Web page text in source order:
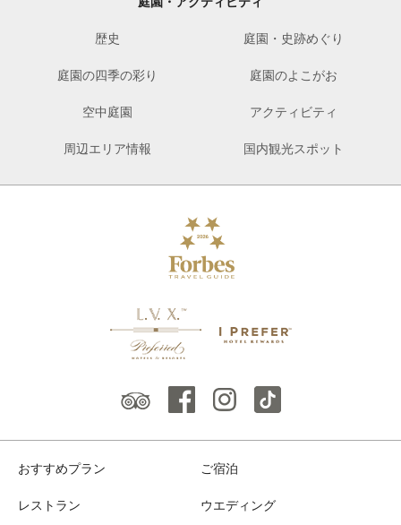
歴史 庭園・史跡めぐり
庭園の四季の彩り 庭園のよこがお
空中庭園 アクティビティ
周辺エリア情報 国内観光スポット
おすすめプラン ご宿泊
レストラン ウエディング